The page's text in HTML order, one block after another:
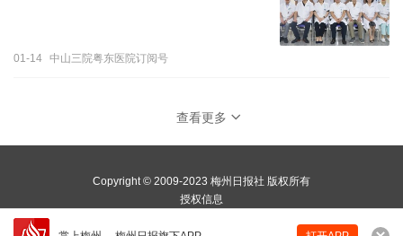
01-14 中山三院粤东医院订阅号
查看更多
Copyright © 2009-2023 梅州日报社 版权所有
授权信息